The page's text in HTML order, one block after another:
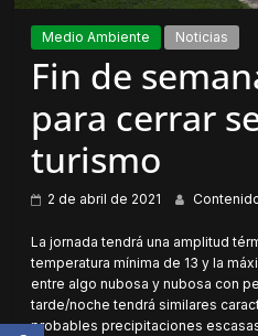
Medio Ambiente Noticias
Fin de
para cerrar
turismo
2 de abril de 2021
La jornada tendrá una amplitud
temperatura mínima de 13 y la
entre algo nubosa y nubosa con
tarde/noche tendrá similares
probables precipitaciones